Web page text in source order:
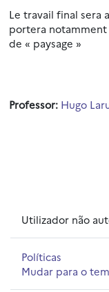
Le travail final sera
portera
de « paysage »
Professor: Hugo
Utilizador não
Políticas
Mudar para o